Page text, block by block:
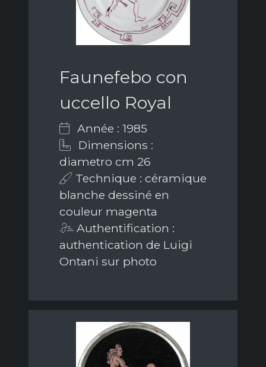
Faunefebo con
uccello Royal
Année : 1985
Dimensions :
diametro cm 26
Technique : céramique
blanche dessiné en
couleur magenta
Authentification :
authentication de Luigi
Ontani sur photo